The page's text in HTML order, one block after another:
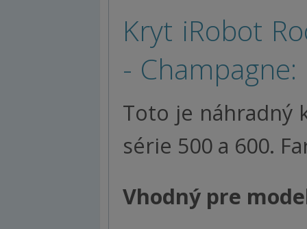
Kryt iRobot
- Champagne:
Toto je náhradný
série 500 a 600.
Vhodný pre